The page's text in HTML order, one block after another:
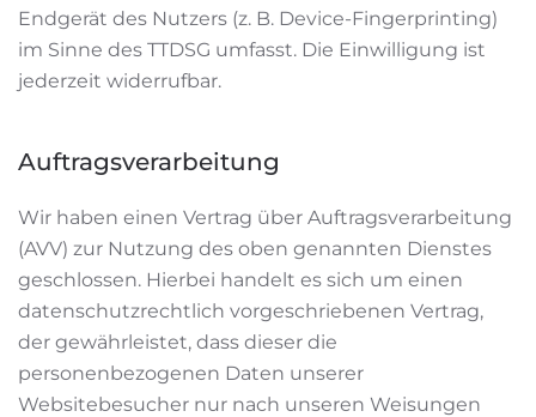
Endgerät des Nutzers (z. B. Device-Fingerprinting)
im Sinne des TTDSG umfasst. Die Einwilligung ist
jederzeit widerrufbar.
Auftragsverarbeitung
Wir haben einen Vertrag über Auftragsverarbeitung
(AVV) zur Nutzung des oben genannten Dienstes
geschlossen. Hierbei handelt es sich um einen
datenschutzrechtlich vorgeschriebenen Vertrag,
der gewährleistet, dass dieser die
personenbezogenen Daten unserer
Websitebesucher nur nach unseren Weisungen